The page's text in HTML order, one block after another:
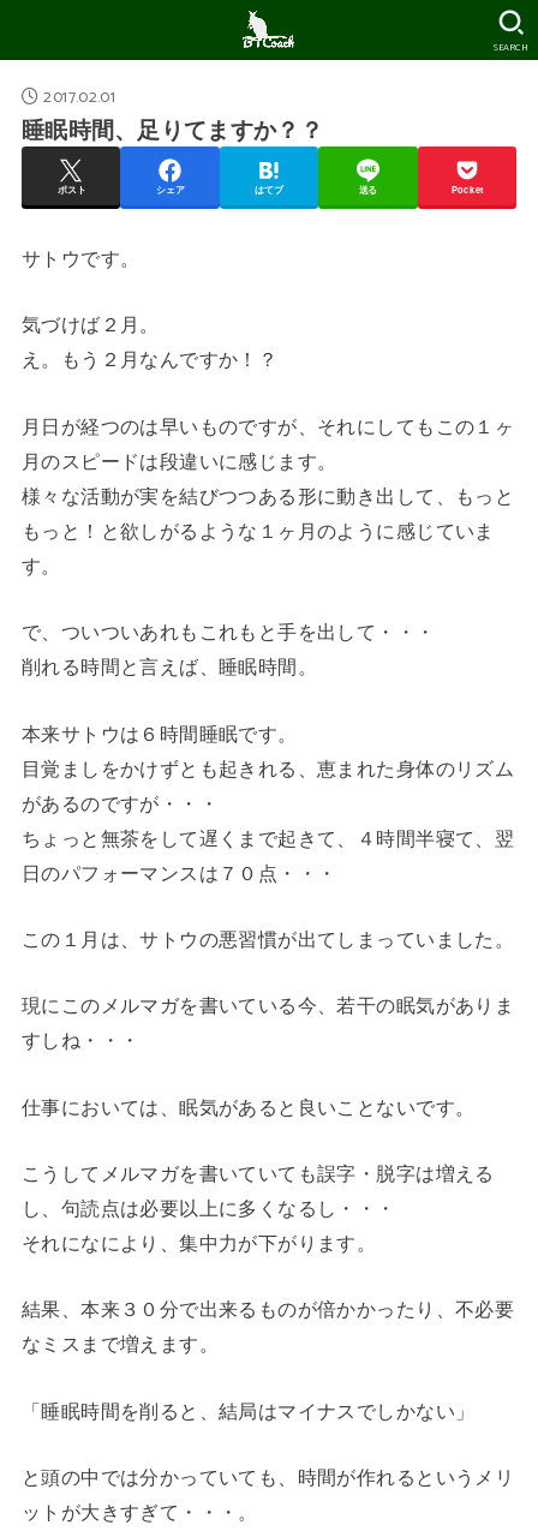
SEARCH
2017.02.01
睡眠時間、足りてますか？？
ポスト シェア はてブ 送る Pocket
サトウです。
気づけば２月。
え。もう２月なんですか！？
月日が経つのは早いものですが、それにしてもこの１ヶ
月のスピードは段違いに感じます。
様々な活動が実を結びつつある形に動き出して、もっと
もっと！と欲しがるような１ヶ月のように感じていま
す。
で、ついついあれもこれもと手を出して・・・
削れる時間と言えば、睡眠時間。
本来サトウは６時間睡眠です。
目覚ましをかけずとも起きれる、恵まれた身体のリズム
があるのですが・・・
ちょっと無茶をして遅くまで起きて、４時間半寝て、翌
日のパフォーマンスは７０点・・・
この１月は、サトウの悪習慣が出てしまっていました。
現にこのメルマガを書いている今、若干の眠気がありま
すしね・・・
仕事においては、眠気があると良いことないです。
こうしてメルマガを書いていても誤字・脱字は増える
し、句読点は必要以上に多くなるし・・・
それになにより、集中力が下がります。
結果、本来３０分で出来るものが倍かかったり、不必要
なミスまで増えます。
「睡眠時間を削ると、結局はマイナスでしかない」
と頭の中では分かっていても、時間が作れるというメリ
ットが大きすぎて・・・。